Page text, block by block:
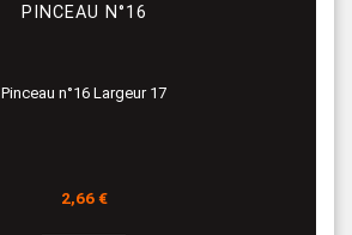
PINCEAU N°16
Pinceau n°16 Largeur 17
Prix
2,66 €